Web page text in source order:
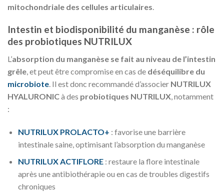
mitochondriale des cellules articulaires.
Intestin et biodisponibilité du manganèse : rôle
des probiotiques NUTRILUX
L’absorption du manganèse se fait au niveau de l’intestin
grêle, et peut être compromise en cas de déséquilibre du
microbiote. Il est donc recommandé d’associer NUTRILUX
HYALURONICà des probiotiques NUTRILUX, notamment
:
NUTRILUX PROLACTO+ : favorise une barrière
intestinale saine, optimisant l’absorption du manganèse
NUTRILUX ACTIFLORE: restaure la flore intestinale
après une antibiothérapie ou en cas de troubles digestifs
chroniques